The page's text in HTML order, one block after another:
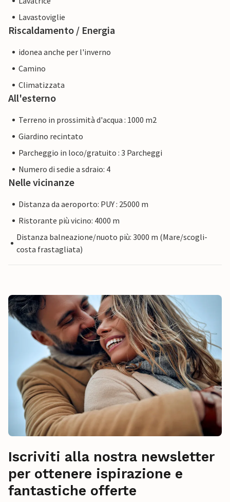
Lavastoviglie
Riscaldamento / Energia
idonea anche per l'inverno
Camino
Climatizzata
All'esterno
Terreno in prossimità d'acqua : 1000 m2
Giardino recintato
Parcheggio in loco/gratuito : 3 Parcheggi
Numero di sedie a sdraio: 4
Nelle vicinanze
Distanza da aeroporto: PUY : 25000 m
Ristorante più vicino: 4000 m
Distanza balneazione/nuoto più: 3000 m (Mare/scogli-
costa frastagliata)
Iscriviti alla nostra newsletter
per ottenere ispirazione e
fantastiche offerte